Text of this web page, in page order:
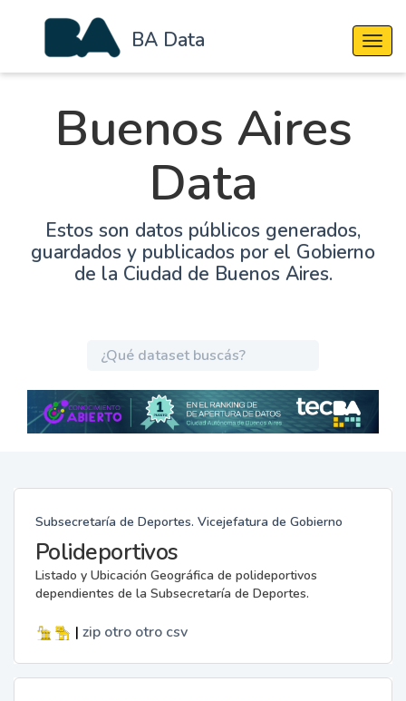
BA Data
Buenos Aires
Data
Estos son datos públicos generados,
guardados y publicados por el Gobierno
de la Ciudad de Buenos Aires.
Subsecretaría de Deportes. Vicejefatura de Gobierno
Polideportivos
Listado y Ubicación Geográfica de polideportivos
dependientes de la Subsecretaría de Deportes.
| zip otro otro csv